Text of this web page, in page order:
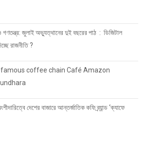
গণতন্ত্র: জুলাই অভ্যুত্থানের দুই বছরের পাঠ : ডিজিটাল
রাজনীতি ?
famous coffee chain Café Amazon
দেশের বাজারে আন্তর্জাতিক কফি ব্র্যান্ড ‘ক্যাফে